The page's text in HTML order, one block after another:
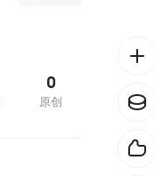
0
原创